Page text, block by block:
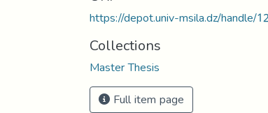
https://depot.univ-msila.dz/handle/
Collections
Master Thesis
Full item page